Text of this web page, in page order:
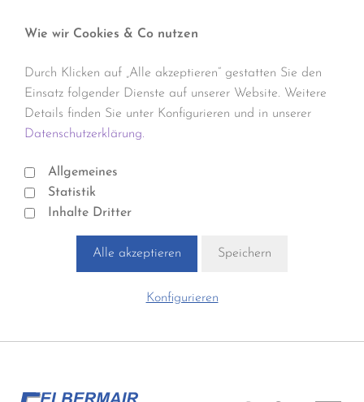
Wie wir Cookies & Co nutzen
Durch Klicken auf „Alle akzeptieren“ gestatten Sie den
Einsatz folgender Dienste auf unserer Website. Weitere
Details finden Sie unter Konfigurieren und in unserer
Datenschutzerklärung.
Allgemeines
Statistik
Inhalte Dritter
Alle akzeptieren Speichern
Konfigurieren